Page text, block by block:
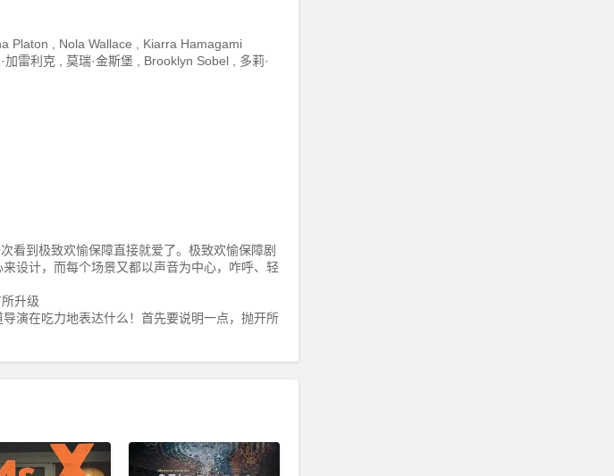
Platon , Nola Wallace , Kiarra Hamagami
雷利克 , 莫瑞·金斯堡 , Brooklyn Sobel , 多莉·
看到极致欢愉保障直接就爱了。极致欢愉保障剧
设计，而每个场景又都以声音为中心，咋呼、轻
升级
演在吃力地表达什么！首先要说明一点，抛开所